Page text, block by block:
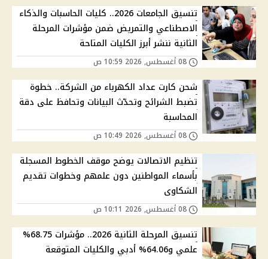
تنسيق الجامعات 2026.. كليات الحاسبات والذكاء
الاصطناعي والتمريض ضمن مؤشرات المرحلة
الثانية ننشر أبرز الكليات المتاحة
شحن كارت عداد الكهرباء من الشركة.. خطوة
تضبط الشرائح وتحدّث البيانات وتحافظ على دقة
المحاسبة
تنظيم الاتصالات يوضح موقف الخطوط المسجلة
بأسماء المواطنين دون علمهم وخطوات تقديم
الشكاوى
تنسيق المرحلة الثانية 2026.. مؤشرات 68.75%
علمي و64.06% أدبي والكليات المتوقعة